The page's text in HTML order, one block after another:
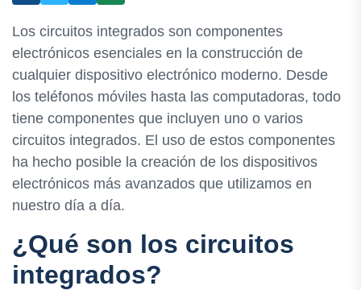
Los circuitos integrados son componentes
electrónicos esenciales en la construcción de
cualquier dispositivo electrónico moderno. Desde
los teléfonos móviles hasta las computadoras, todo
tiene componentes que incluyen uno o varios
circuitos integrados. El uso de estos componentes
ha hecho posible la creación de los dispositivos
electrónicos más avanzados que utilizamos en
nuestro día a día.
¿Qué son los circuitos
integrados?